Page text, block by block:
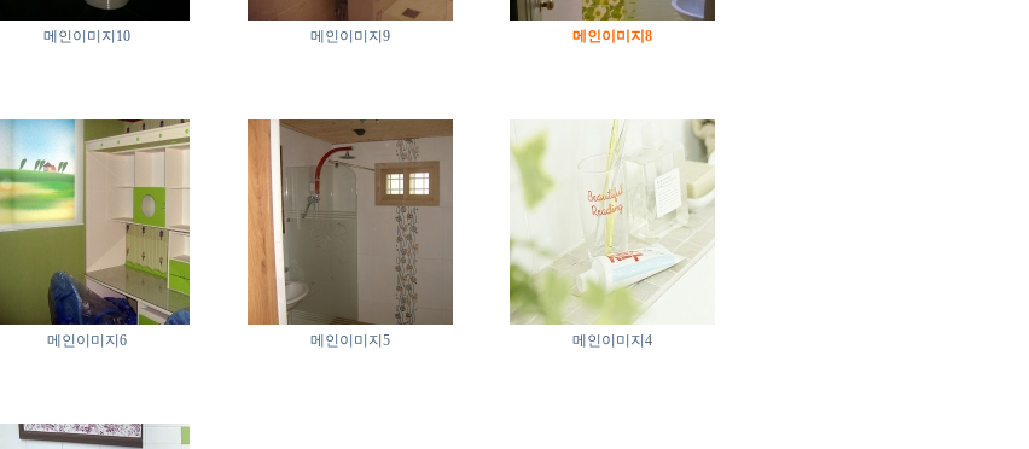
메인이미지10 메인이미지9 메인이미지8
메인이미지6 메인이미지5 메인이미지4